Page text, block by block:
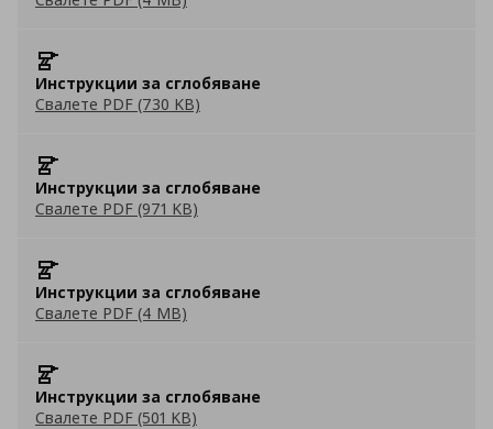
Инструкции за сглобяване
Свалете PDF (730 KB)
Инструкции за сглобяване
Свалете PDF (971 KB)
Инструкции за сглобяване
Свалете PDF (4 MB)
Инструкции за сглобяване
Свалете PDF (501 KB)